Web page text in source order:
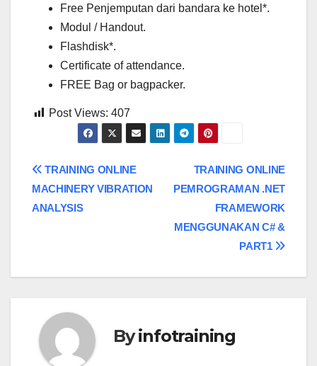
Free Penjemputan dari bandara ke hotel*.
Modul / Handout.
Flashdisk*.
Certificate of attendance.
FREE Bag or bagpacker.
Post Views: 407
Post
navigation
TRAINING ONLINE
PEMROGRAMAN .NET
FRAMEWORK
MENGGUNAKAN C# &
PART1
TRAINING ONLINE
MACHINERY VIBRATION
ANALYSIS
Byinfotraining